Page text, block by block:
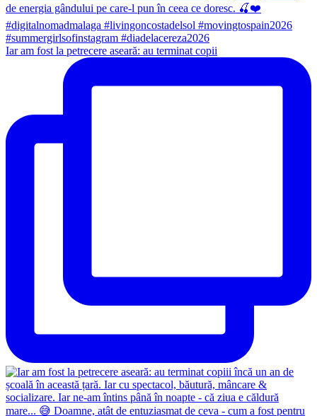
Iar am fost la petrecere aseară: au terminat copii